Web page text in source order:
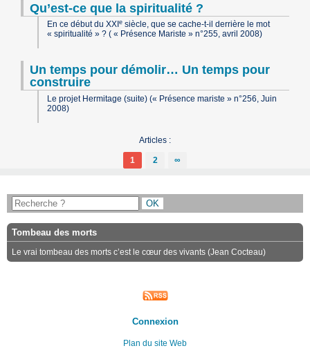
Qu’est-ce que la spiritualité ?
En ce début du XXIe siècle, que se cache-t-il derrière le mot
« spiritualité » ? ( « Présence Mariste » n°255, avril 2008)
Un temps pour démolir… Un temps pour
construire
Le projet Hermitage (suite) (« Présence mariste » n°256, Juin
2008)
Articles :
1 2 ∞
Tombeau des morts
Le vrai tombeau des morts c’est le cœur des vivants (Jean Cocteau)
Connexion
Plan du site Web